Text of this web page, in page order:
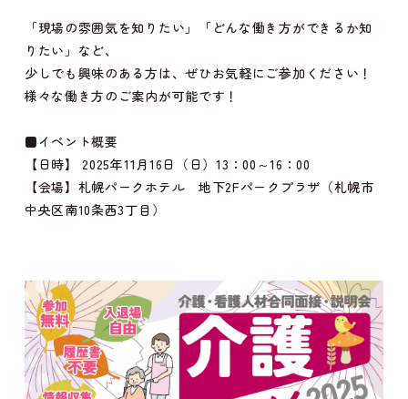
「現場の雰囲気を知りたい」「どんな働き方ができるか知
りたい」など、
少しでも興味のある方は、ぜひお気軽にご参加ください！
様々な働き方のご案内が可能です！
■イベント概要
【日時】 2025年11月16日（日）13：00～16：00
【会場】札幌パークホテル 地下2Fパークプラザ（札幌市
中央区南10条西3丁目）